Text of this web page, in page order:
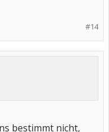
#14
bestimmt nicht,